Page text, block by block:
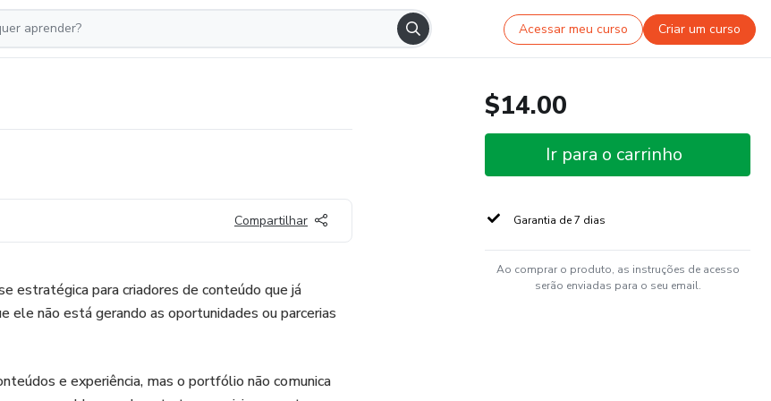
Acessar meu curso Criar um curso
Compartilhar
estratégica para criadores de conteúdo que já
não está gerando as oportunidades ou parcerias
e experiência, mas o portfólio não comunica
$14.00
Ir para o carrinho
Garantia de 7 dias
Ao comprar o produto, as instruções de acesso
serão enviadas para o seu email.